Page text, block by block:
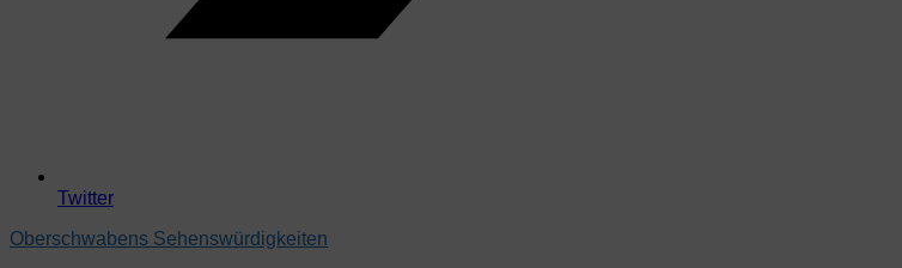
Twitter
Oberschwabens Sehenswürdigkeiten